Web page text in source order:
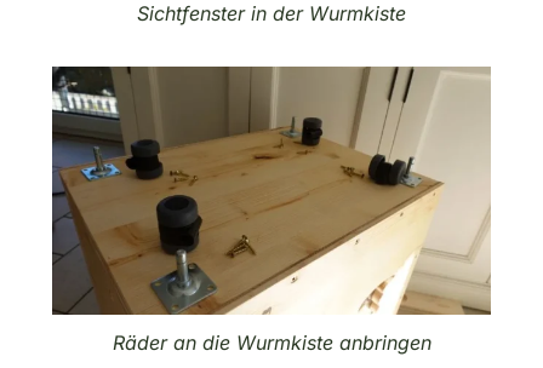
Sichtfenster in der Wurmkiste
Räder an die Wurmkiste anbringen